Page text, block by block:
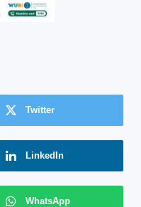
Twitter
LinkedIn
WhatsApp